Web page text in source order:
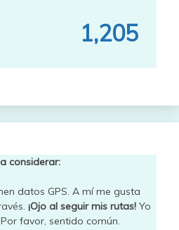
1,205
considerar:
datos GPS. A mí me gusta
¡Ojo al seguir mis rutas! Yo
favor, sentido común.